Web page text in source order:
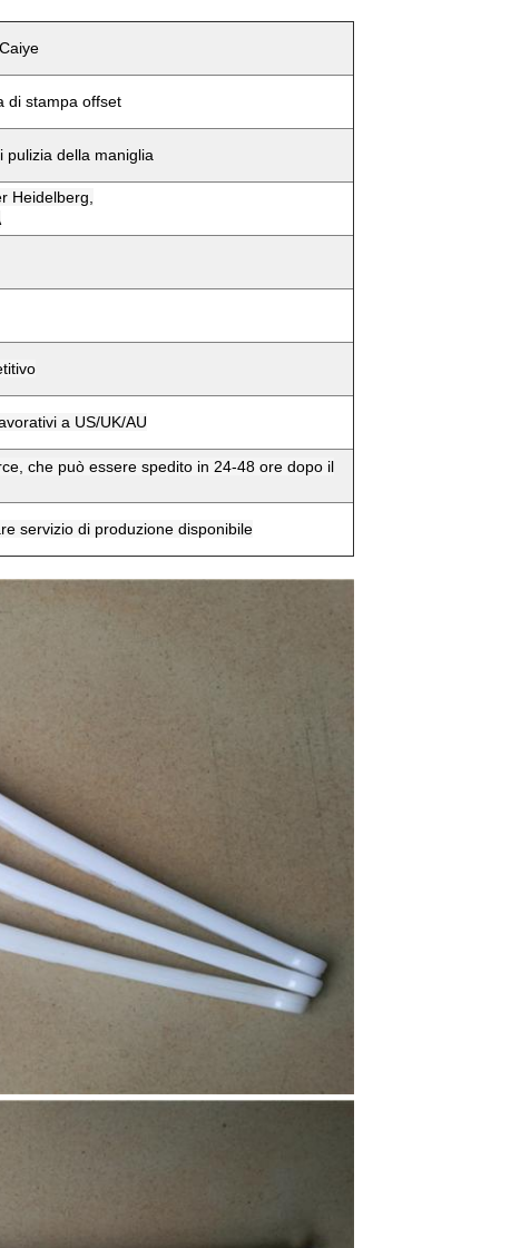
di stampa offset
pulizia della maniglia
Heidelberg,
a US/UK/AU
che può essere spedito in 24-48 ore dopo il
servizio di produzione disponibile